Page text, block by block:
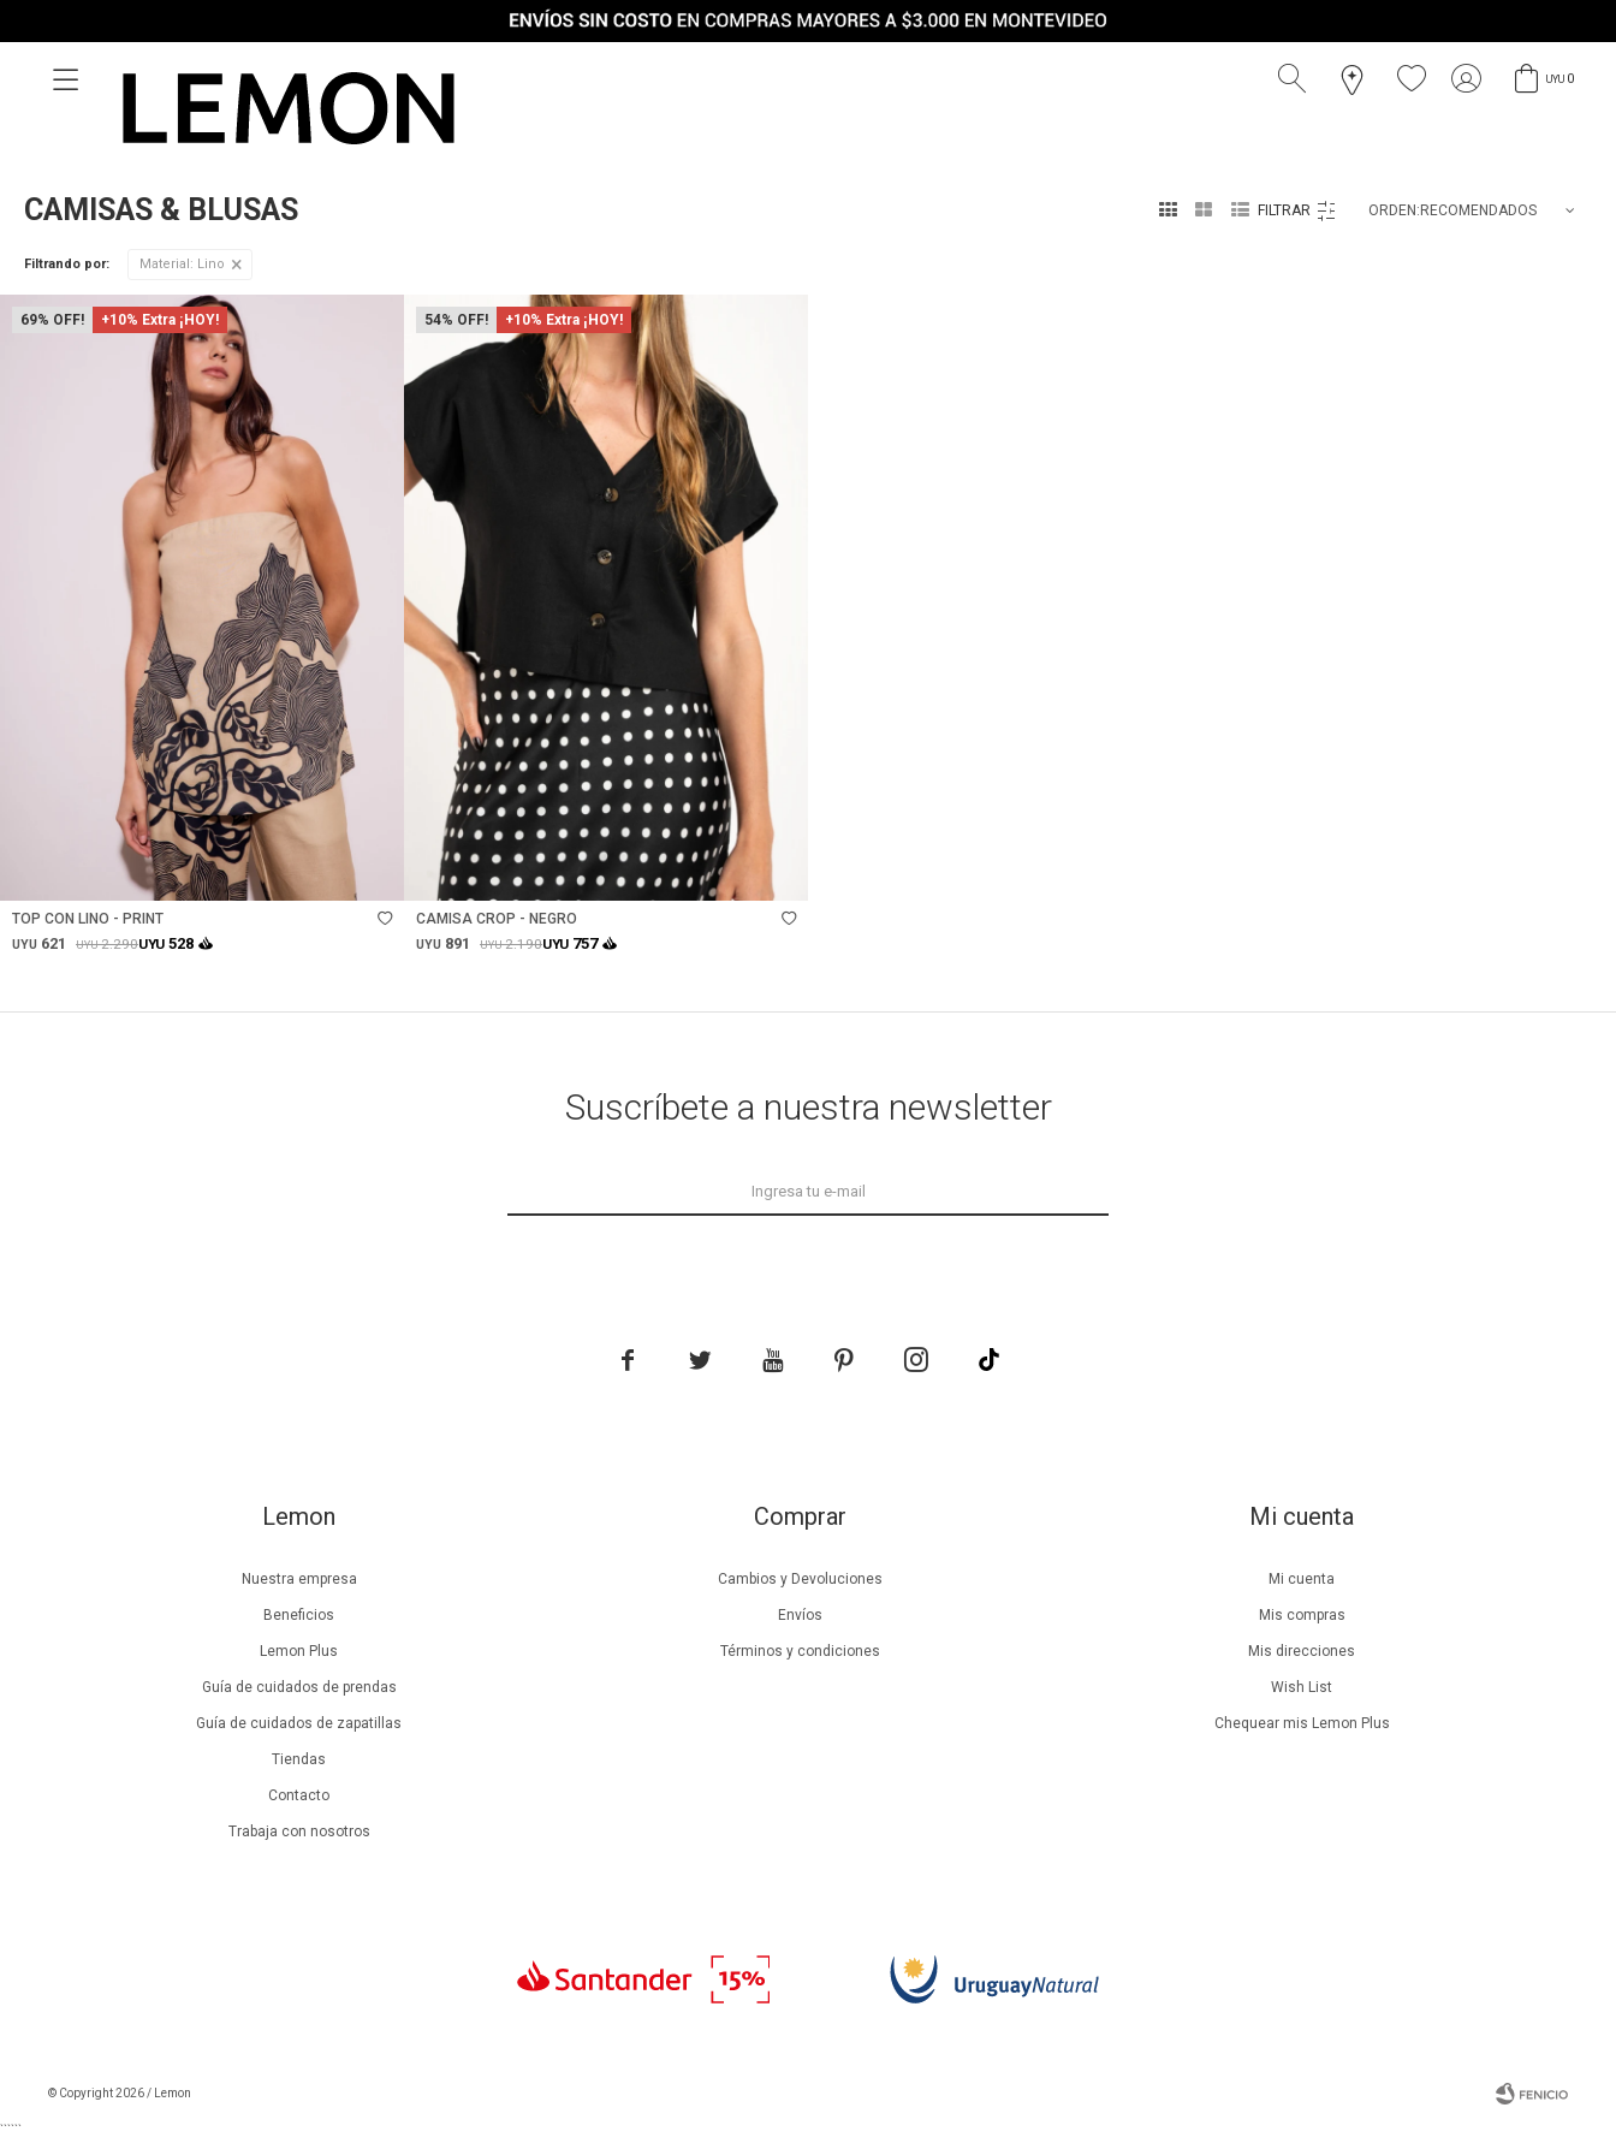
UYU 0

CAMISAS & BLUSAS    RECOMENDADOS
Filtrando por: Material: Lino
69 +10% Extra ¡HOY!
TOP CON LINO - PRINT
UYU 621 UYU2.290UYU 528
54 +10% Extra ¡HOY!
CAMISA CROP - NEGRO
UYU 891 UYU2.190UYU 757
Lemon
Nuestra empresa
Beneficios
Lemon Plus
Guía de cuidados de prendas
Guía de cuidados de zapatillas
Tiendas
Contacto
Trabaja con nosotros
Comprar
Cambios y Devoluciones
Envíos
Términos y condiciones
Mi cuenta
Mi cuenta
Mis compras
Mis direcciones
Wish List
Chequear mis Lemon Plus
Suscríbete a nuestra newsletter
    
© Copyright 2026 / Lemon
``````